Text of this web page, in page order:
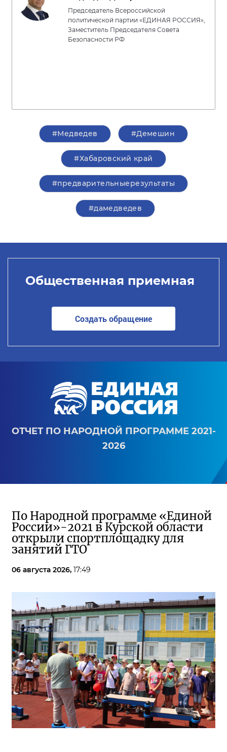
Председатель Всероссийской
политической партии «ЕДИНАЯ РОССИЯ»,
Заместитель Председателя Совета
Безопасности РФ
#Медведев #Демешин
#Хабаровский край
#предварительныерезультаты
#дамедведев
Общественная приемная
Создать обращение
ОТЧЕТ ПО НАРОДНОЙ ПРОГРАММЕ 2021-
2026
По Народной программе «Единой
России»-2021 в Курской области
открыли спортплощадку для
занятий ГТО
06 августа 2026, 17:49